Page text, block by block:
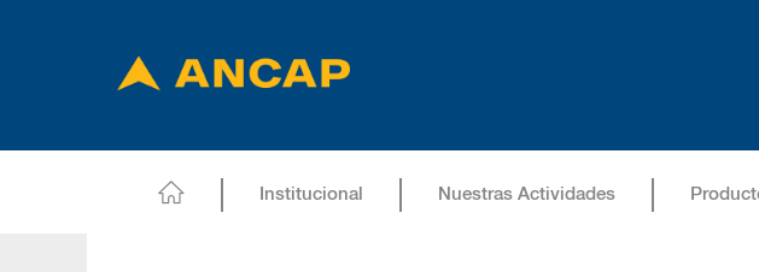
Institucional Nuestras Actividades